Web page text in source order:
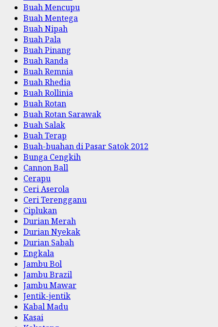
Buah Mencupu
Buah Mentega
Buah Nipah
Buah Pala
Buah Pinang
Buah Randa
Buah Remnia
Buah Rhedia
Buah Rollinia
Buah Rotan
Buah Rotan Sarawak
Buah Salak
Buah Terap
Buah-buahan di Pasar Satok 2012
Bunga Cengkih
Cannon Ball
Cerapu
Ceri Aserola
Ceri Terengganu
Ciplukan
Durian Merah
Durian Nyekak
Durian Sabah
Engkala
Jambu Bol
Jambu Brazil
Jambu Mawar
Jentik-jentik
Kabal Madu
Kasai